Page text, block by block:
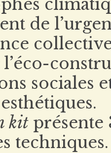
de
sociales
kit présente
techniques.